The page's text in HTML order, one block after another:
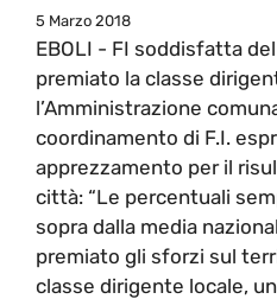
5 Marzo 2018
EBOLI - FI soddisfatta
premiato la classe
l’Amministrazione
coordinamento di F.I.
apprezzamento per il
città: “Le percentuali
sopra dalla media
premiato gli sforzi sul
classe dirigente locale,